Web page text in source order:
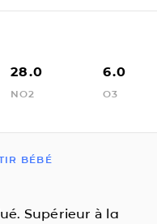
28.0
NO2
6.0
O3
BÉBÉ
Supérieur à la